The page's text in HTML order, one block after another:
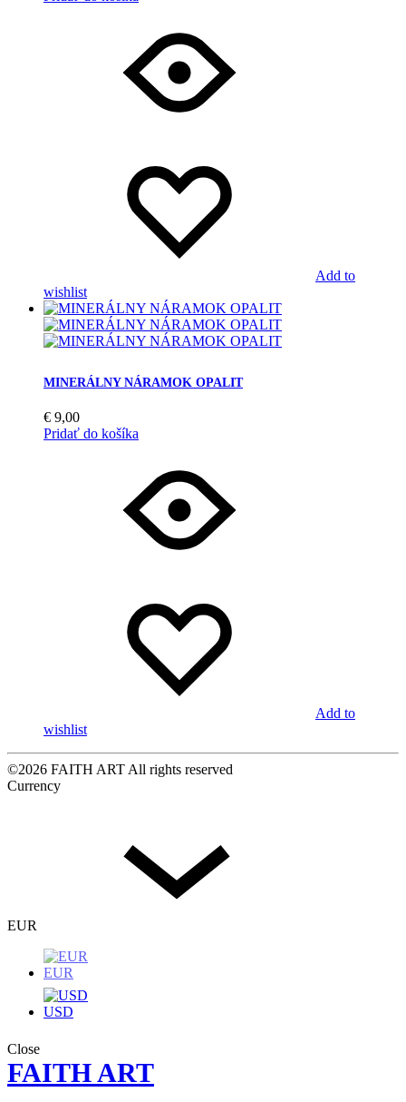
Add to
wishlist
MINERÁLNY NÁRAMOK OPALIT
€ 9,00
Pridať do košíka
Add to
wishlist
©2026 FAITH ART All rights reserved
Currency
EUR
EUR
USD
Close
FAITH ART